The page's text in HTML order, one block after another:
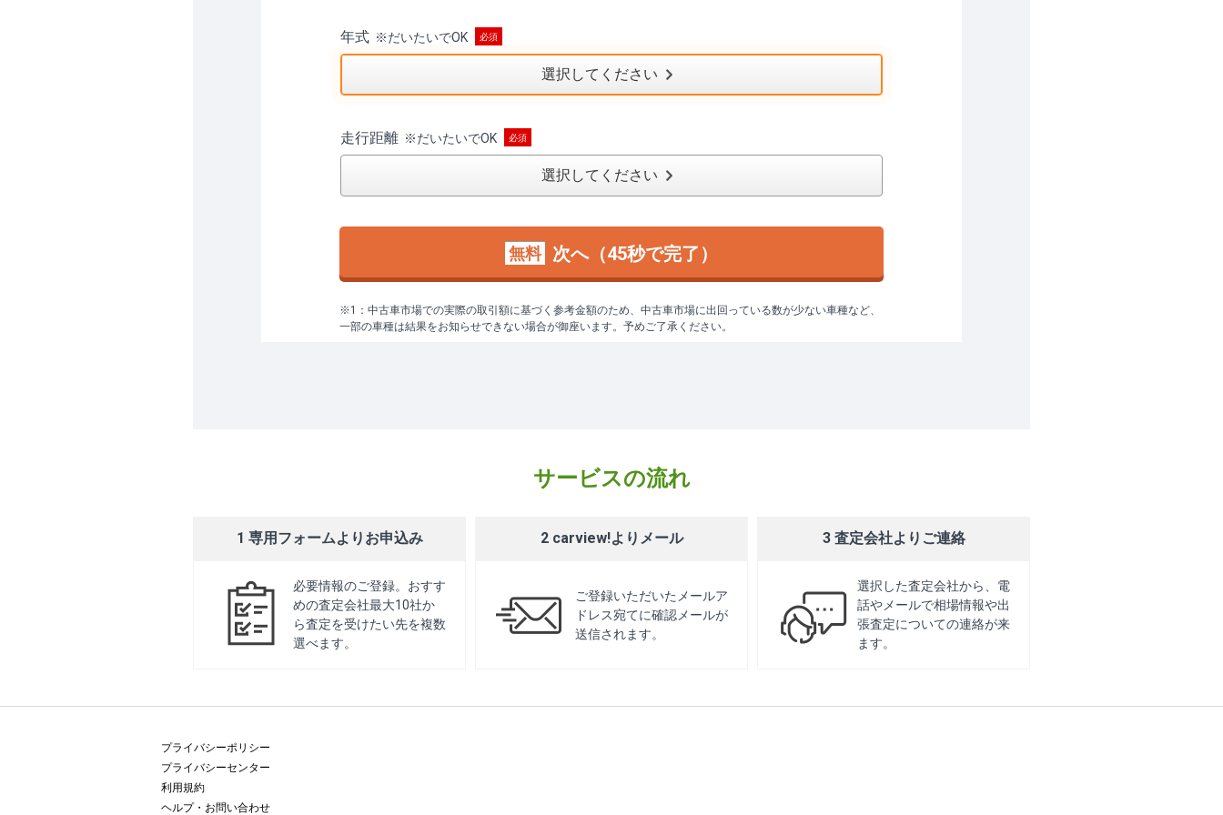
年式 ※だいたいでOK
選択してください
走行距離 ※だいたいでOK
選択してください
無料 次へ（45秒で完了）
※1：中古車市場での実際の取引額に基づく参考金額のため、中古車市場に出回っている数が少ない車種など、
一部の車種は結果をお知らせできない場合が御座います。予めご了承ください。
サービスの流れ
1 専用フォームよりお申込み
必要情報のご登録。おすす
めの査定会社最大10社か
ら査定を受けたい先を複数
選べます。
2 carview!よりメール
ご登録いただいたメールア
ドレス宛てに確認メールが
送信されます。
3 査定会社よりご連絡
選択した査定会社から、電
話やメールで相場情報や出
張査定についての連絡が来
ます。
プライバシーポリシー
プライバシーセンター
利用規約
ヘルプ・お問い合わせ